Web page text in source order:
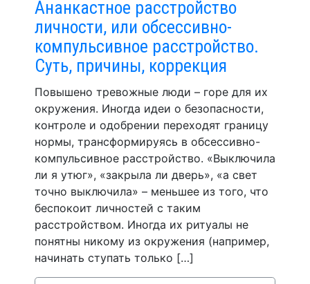
Ананкастное расстройство
личности, или обсессивно-
компульсивное расстройство.
Суть, причины, коррекция
Повышено тревожные люди – горе для их
окружения. Иногда идеи о безопасности,
контроле и одобрении переходят границу
нормы, трансформируясь в обсессивно-
компульсивное расстройство. «Выключила
ли я утюг», «закрыла ли дверь», «а свет
точно выключила» – меньшее из того, что
беспокоит личностей с таким
расстройством. Иногда их ритуалы не
понятны никому из окружения (например,
начинать ступать только […]